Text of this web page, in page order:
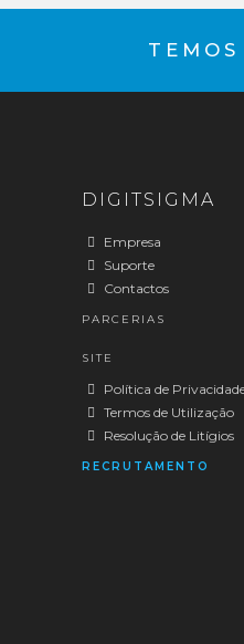
DIGITSIGMA
Empresa
Suporte
Contactos
PARCERIAS
SITE
Política de
Termos de Utilização
Resolução de Litígios
RECRUTAMENTO